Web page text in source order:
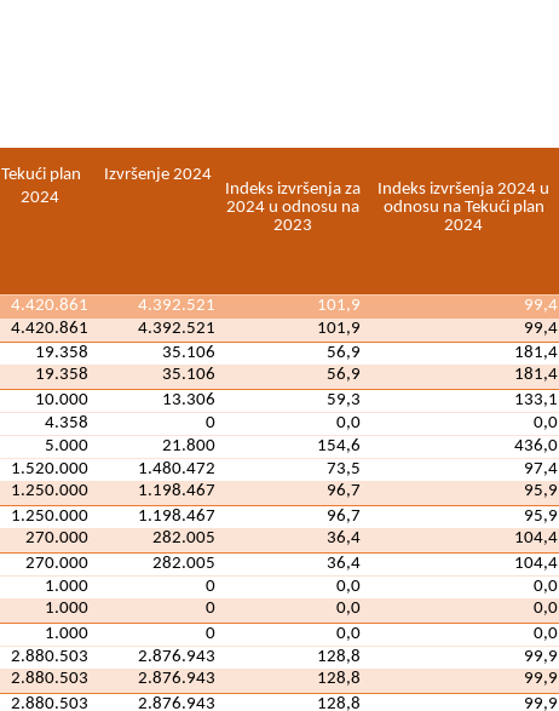
Tekući plan
2024
Izvršenje 2024
Indeks izvršenja za
2024 u odnosu na
2023
Indeks izvršenja 2024 u
odnosu na Tekući plan
2024
4.420.861 4.392.521 101,9
99,4
4.420.861 4.392.521 101,9
99,4
19.358 35.106 56,9
181,4
19.358 35.106 56,9
181,4
10.000 13.306 59,3
133,1
4.358 0 0,0
0,0
5.000 21.800 154,6
436,0
1.520.000 1.480.472 73,5
97,4
1.250.000 1.198.467 96,7
95,9
1.250.000 1.198.467 96,7
95,9
270.000 282.005 36,4
104,4
270.000 282.005 36,4
104,4
1.000 0 0,0
0,0
1.000 0 0,0
0,0
1.000 0 0,0
0,0
2.880.503 2.876.943 128,8
99,9
2.880.503 2.876.943 128,8
99,9
2.880.503 2.876.943 128,8
99,9